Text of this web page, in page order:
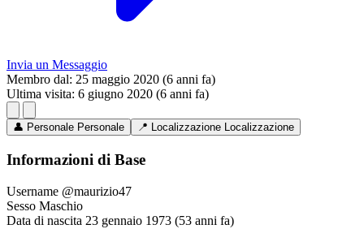
Invia un Messaggio
Membro dal: 25 maggio 2020 (6 anni fa)
Ultima visita: 6 giugno 2020 (6 anni fa)
👤 Personale Personale 📍 Localizzazione Localizzazione
Informazioni di Base
Username @maurizio47
Sesso Maschio
Data di nascita 23 gennaio 1973 (53 anni fa)